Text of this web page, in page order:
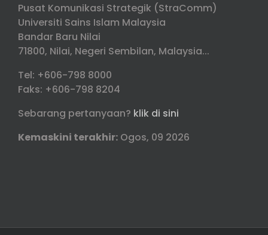
Pusat Komunikasi Strategik (StraComm)
Universiti Sains Islam Malaysia
Bandar Baru Nilai
71800, Nilai, Negeri Sembilan, Malaysia...
Tel: +606-798 8000
Faks: +606-798 8204
Sebarang pertanyaan? klik di sini
Kemaskini terakhir: Ogos, 09 2026